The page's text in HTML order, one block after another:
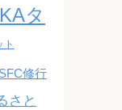
タ
ト
SFC修行
さと